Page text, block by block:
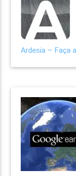
Ardesia – Faça